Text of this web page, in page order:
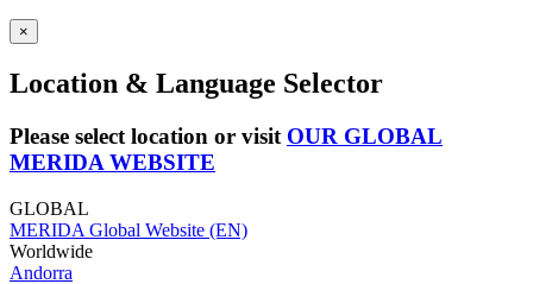
×
Location & Language Selector
Please select location or visit OUR GLOBAL
MERIDA WEBSITE
GLOBAL
MERIDA Global Website (EN)
Worldwide
Andorra